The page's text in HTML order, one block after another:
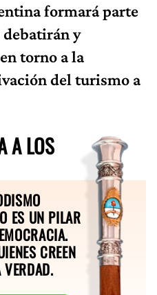
formará parte
debatirán y
torno a la
del turismo a
A LOS
ES UN PILAR
CREEN
VERDAD.